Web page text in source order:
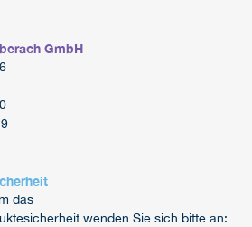
GmbH
das
wenden Sie sich bitte an: